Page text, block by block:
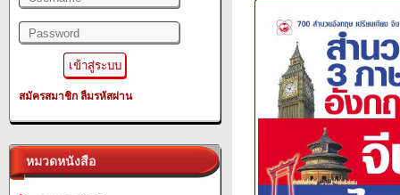
สมัครสมาชิก ลืมรหัสผ่าน
หมวดหนังสือ